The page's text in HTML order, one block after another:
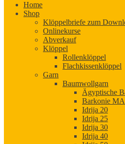
Home
Shop
Klöppelbriefe zum
Onlinekurse
Abverkauf
Klöppel
Rollenklöppel
Flachkissenklöppel
Garn
Baumwollgarn
Ägyptische
Barkonie MA
Idrija 20
Idrija 25
Idrija 30
Idrija 40